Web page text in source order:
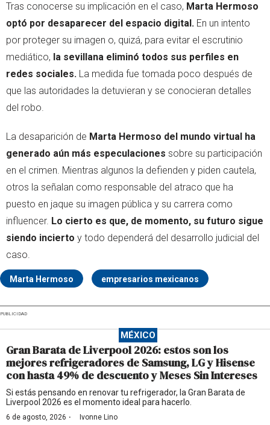
Tras conocerse su implicación en el caso, Marta Hermoso
optó por desaparecer del espacio digital. En un intento
por proteger su imagen o, quizá, para evitar el escrutinio
mediático, la sevillana eliminó todos sus perfiles en
redes sociales. La medida fue tomada poco después de
que las autoridades la detuvieran y se conocieran detalles
del robo.
La desaparición de Marta Hermoso del mundo virtual ha
generado aún más especulaciones sobre su participación
en el crimen. Mientras algunos la defienden y piden cautela,
otros la señalan como responsable del atraco que ha
puesto en jaque su imagen pública y su carrera como
influencer. Lo cierto es que, de momento, su futuro sigue
siendo incierto y todo dependerá del desarrollo judicial del
caso.
Marta Hermoso empresarios mexicanos
PUBLICIDAD
MÉXICO
Gran Barata de Liverpool 2026: estos son los
mejores refrigeradores de Samsung, LG y Hisense
con hasta 49% de descuento y Meses Sin Intereses
Si estás pensando en renovar tu refrigerador, la Gran Barata de
Liverpool 2026 es el momento ideal para hacerlo.
6 de agosto, 2026 · Ivonne Lino